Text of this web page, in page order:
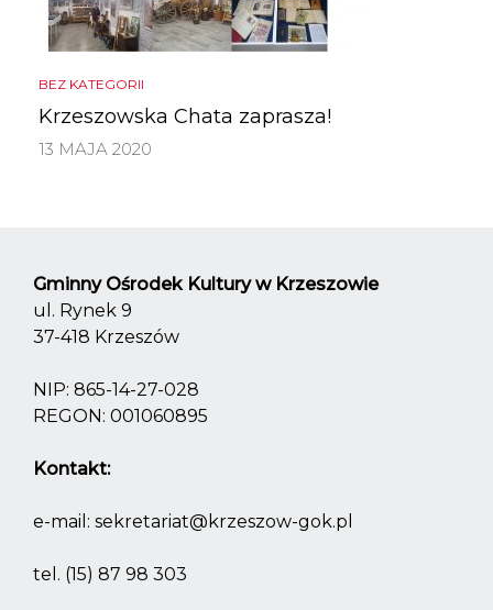
BEZ KATEGORII
Krzeszowska Chata zaprasza!
13 MAJA 2020
Gminny Ośrodek Kultury w Krzeszowie
ul. Rynek 9
37-418 Krzeszów
NIP: 865-14-27-028
REGON: 001060895
Kontakt:
e-mail: sekretariat@krzeszow-gok.pl
tel. (15) 87 98 303